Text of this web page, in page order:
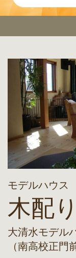
モデルハウス
木配
大清水モデル
（南高校正門